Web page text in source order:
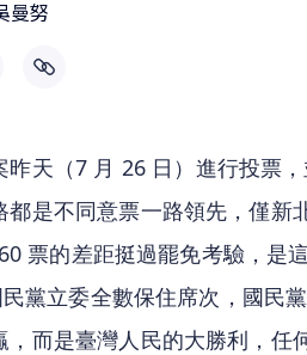
曼努
昨天（7 月 26 日）進行投票
都是不同意票一路領先，僅新
票的差距挺過罷免考驗，是
黨立委全數保住席次，國民
，而是臺灣人民的大勝利，任